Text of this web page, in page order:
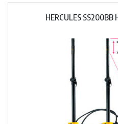
HERCULES